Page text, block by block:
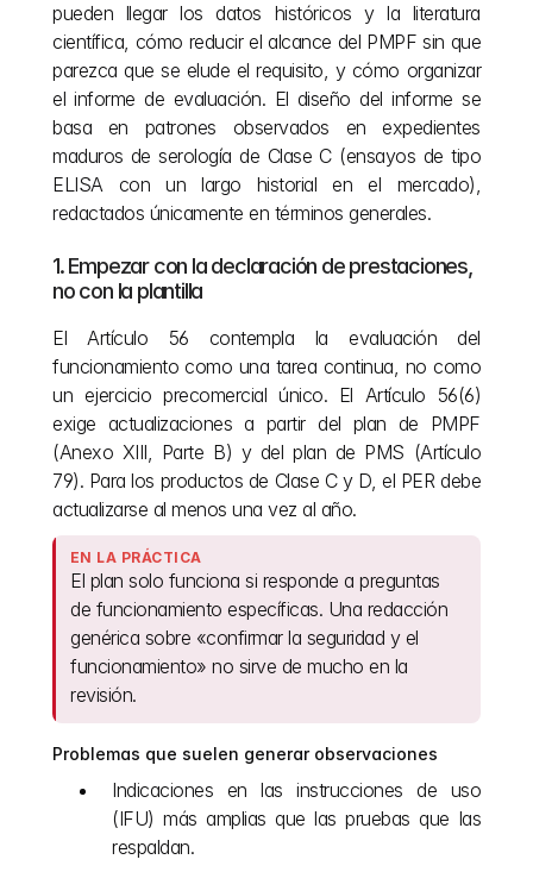
pueden llegar los datos históricos y la literatura
científica, cómo reducir el alcance del PMPF sin que
parezca que se elude el requisito, y cómo organizar
el informe de evaluación. El diseño del informe se
basa en patrones observados en expedientes
maduros de serología de Clase C (ensayos de tipo
ELISA con un largo historial en el mercado),
redactados únicamente en términos generales.
1. Empezar con la declaración de prestaciones,
no con la plantilla
El Artículo 56 contempla la evaluación del
funcionamiento como una tarea continua, no como
un ejercicio precomercial único. El Artículo 56(6)
exige actualizaciones a partir del plan de PMPF
(Anexo XIII, Parte B) y del plan de PMS (Artículo
79). Para los productos de Clase C y D, el PER debe
actualizarse al menos una vez al año.
EN LA PRÁCTICA
El plan solo funciona si responde a preguntas
de funcionamiento específicas. Una redacción
genérica sobre «confirmar la seguridad y el
funcionamiento» no sirve de mucho en la
revisión.
Problemas que suelen generar observaciones
Indicaciones en las instrucciones de uso
(IFU) más amplias que las pruebas que las
respaldan.